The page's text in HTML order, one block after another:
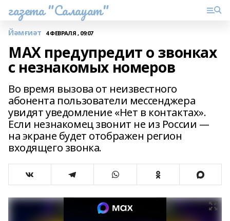
газета "Салауат"
Йәмғиәт 4 ФЕВРАЛЯ , 09:07
MAХ предупредит о звонках
с незнакомых номеров
Во время вызова от неизвестного
абонента пользователи мессенджера
увидят уведомление «Нет в контактах».
Если незнакомец звонит не из России —
на экране будет отображен регион
входящего звонка.